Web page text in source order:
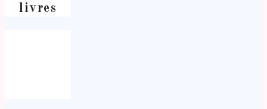
livres